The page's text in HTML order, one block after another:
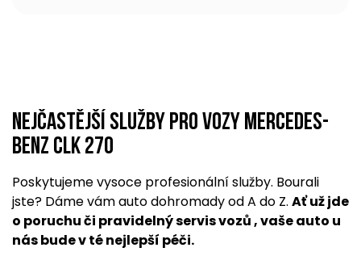
Nejčastější služby pro vozy Mercedes-
Benz CLK 270
Poskytujeme vysoce profesionální služby. Bourali
jste? Dáme vám auto dohromady od A do Z. Ať už jde
o poruchu či pravidelný servis vozů , vaše auto u
nás bude v té nejlepší péči.